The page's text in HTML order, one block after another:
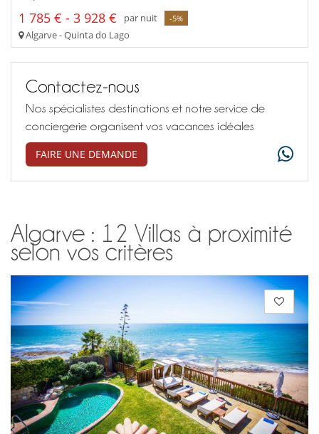
1 785 € - 3 928 € par nuit -5%
Algarve - Quinta do Lago
Contactez-nous
Nos spécialistes destinations et notre service de
conciergerie organisent vos vacances idéales
FAIRE UNE DEMANDE
Algarve : 12 Villas à proximité
selon vos critères